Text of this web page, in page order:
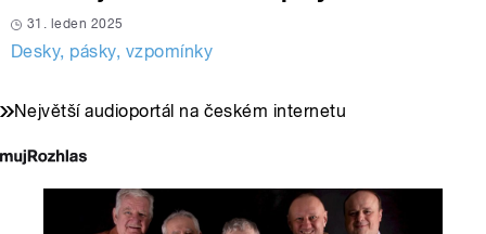
31. leden 2025
Desky, pásky, vzpomínky
Největší audioportál na českém internetu